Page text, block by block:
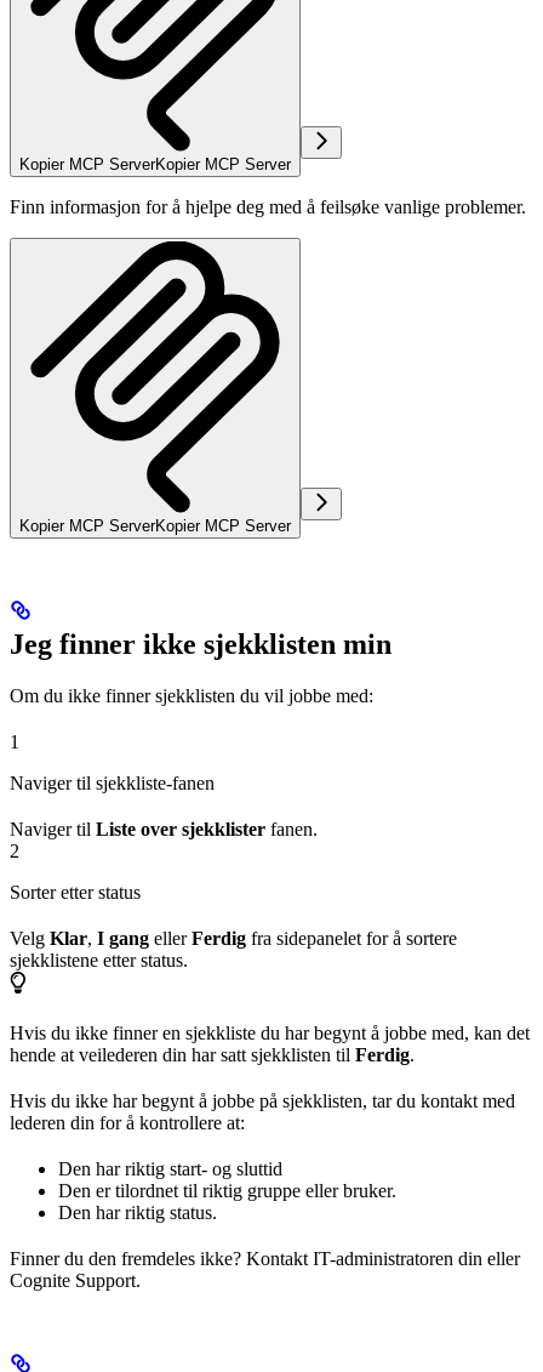
Kopier MCP ServerKopier MCP Server
Finn informasjon for å hjelpe deg med å feilsøke vanlige problemer.
Kopier MCP ServerKopier MCP Server
Jeg finner ikke sjekklisten min
Om du ikke finner sjekklisten du vil jobbe med:
1
Naviger til sjekkliste-fanen
Naviger til Liste over sjekklister fanen.
2
Sorter etter status
Velg Klar, I gang ellerFerdig fra sidepanelet for å sortere
sjekklistene etter status.
Hvis du ikke finner en sjekkliste du har begynt å jobbe med, kan det
hende at veilederen din har satt sjekklisten til Ferdig.
Hvis du ikke har begynt å jobbe på sjekklisten, tar du kontakt med
lederen din for å kontrollere at:
Den har riktig start- og sluttid
Den er tilordnet til riktig gruppe eller bruker.
Den har riktig status.
Finner du den fremdeles ikke? Kontakt IT-administratoren din eller
Cognite Support.